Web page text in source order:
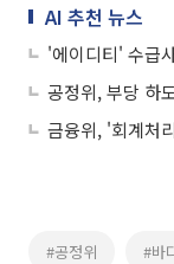
AI 추천 뉴스
금융위, '회계처
#공정위 #바